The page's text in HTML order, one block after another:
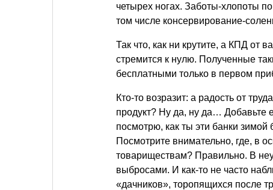
четырех ногах. Заботы-хлопоты
том числе консервирование-
Так что, как ни крутите, а КПД от
стремится к нулю. Полученные
бесплатными только в первом
Кто-то возразит: а радость от
продукт? Ну да, ну да… Добавьте
посмотрю, как ты эти банки
Посмотрите внимательно, где, в
товариществам? Правильно. В
выбросами. И как-то не часто
«дачников», торопящихся после